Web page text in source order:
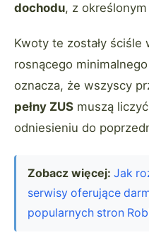
dochodu, z
Kwoty te zostały
rosnącego
oznacza, że wszyscy
pełny ZUS muszą
odniesieniu do
Zobacz więcej: Jak
serwisy oferujące
popularnych stron